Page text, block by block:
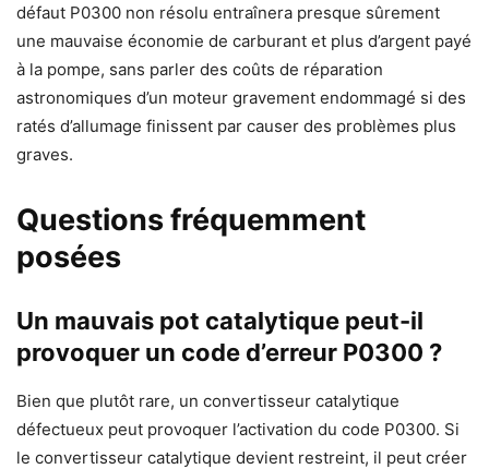
défaut P0300 non résolu entraînera presque sûrement
une mauvaise économie de carburant et plus d’argent payé
à la pompe, sans parler des coûts de réparation
astronomiques d’un moteur gravement endommagé si des
ratés d’allumage finissent par causer des problèmes plus
graves.
Questions fréquemment
posées
Un mauvais pot catalytique peut-il
provoquer un code d’erreur P0300 ?
Bien que plutôt rare, un convertisseur catalytique
défectueux peut provoquer l’activation du code P0300. Si
le convertisseur catalytique devient restreint, il peut créer